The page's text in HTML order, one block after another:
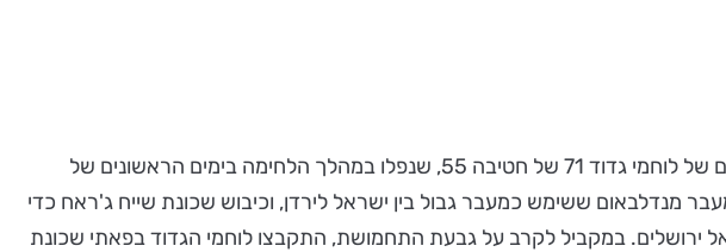
על דרך שכם, בפאתי שייח ג'ראח ובסמוך לכניסה אל מתחם מערת שמעון הצדיק, ניצבת אנדרטה לזכרם של לוחמי גדוד 71 של חטיבה 55, שנפלו במהלך הלחימה בימים הראשונים של
מנדלבאום ששימש כמעבר גבול בין ישראל לירדן, וכיבוש שכונת שייח ג'ראח כדי
ירושלים. במקביל לקרב על גבעת התחמושת, התקבצו לוחמי הגדוד בפאתי שכונת